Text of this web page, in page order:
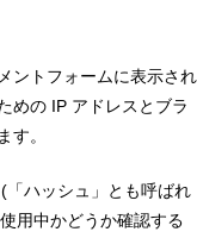
ントフォームに表示され
めの IP アドレスとブラ
す。
「ハッシュ」とも呼ばれ
用中かどうか確認する